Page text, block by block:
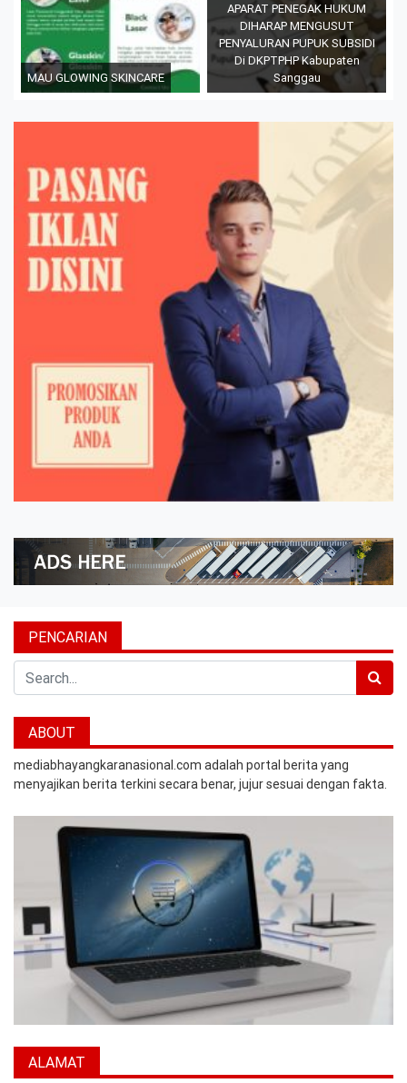
MAU GLOWING SKINCARE
APARAT PENEGAK HUKUM
DIHARAP MENGUSUT
PENYALURAN PUPUK SUBSIDI
Di DKPTPHP Kabupaten
Sanggau
PENCARIAN
ABOUT
mediabhayangkaranasional.com adalah portal berita yang
menyajikan berita terkini secara benar, jujur sesuai dengan fakta.
ALAMAT